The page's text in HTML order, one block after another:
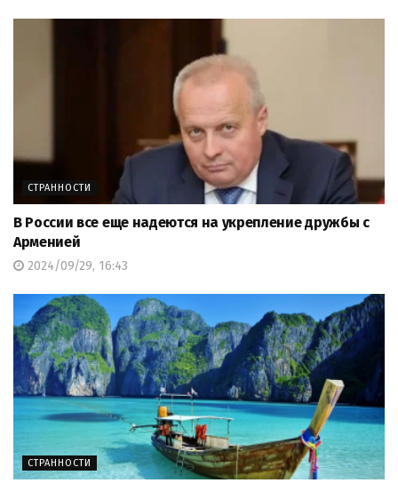
СТРАННОСТИ
В России все еще надеются на укрепление дружбы с
Арменией
2024/09/29, 16:43
СТРАННОСТИ